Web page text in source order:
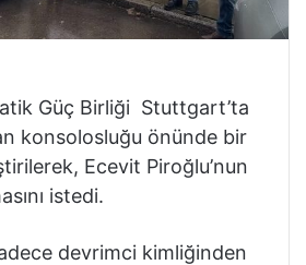
Güç Birliği Stuttgart’ta
konsolosluğu önünde bir
Ecevit Piroğlu’nun
istedi.
devrimci kimliğinden